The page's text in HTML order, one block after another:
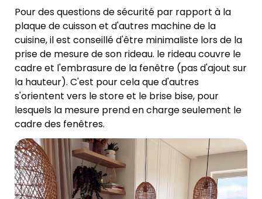
Pour des questions de sécurité par rapport à la
plaque de cuisson et d'autres machine de la
cuisine, il est conseillé d'être minimaliste lors de la
prise de mesure de son rideau. le rideau couvre le
cadre et l'embrasure de la fenêtre (pas d'ajout sur
la hauteur). C'est pour cela que d'autres
s'orientent vers le store et le brise bise, pour
lesquels la mesure prend en charge seulement le
cadre des fenêtres.